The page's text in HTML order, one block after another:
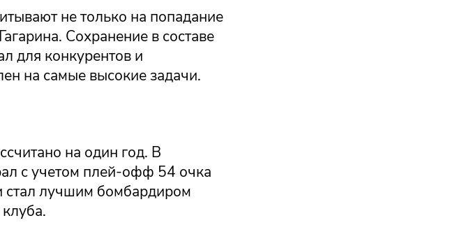
не только на попадание
Сохранение в составе
для конкурентов и
на самые высокие задачи.
на один год. В
с учетом плей-офф 54 очка
стал лучшим бомбардиром